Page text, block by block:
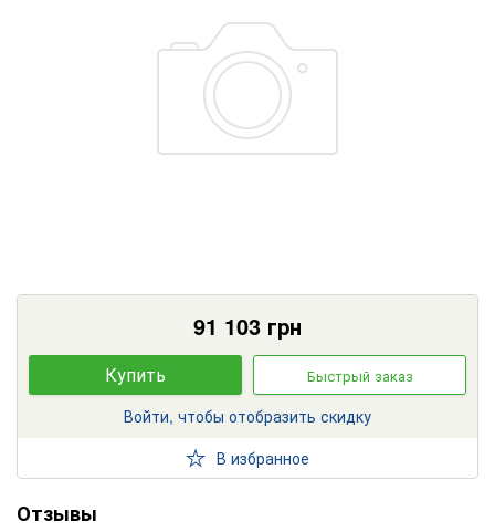
91 103 грн
Купить Быстрый заказ
Войти, чтобы отобразить скидку
В избранное
Отзывы